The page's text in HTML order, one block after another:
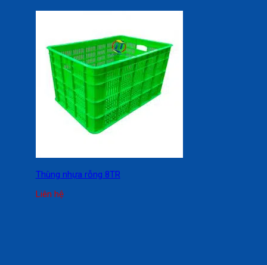
Thùng nhựa rỗng 8TR
Liên hệ